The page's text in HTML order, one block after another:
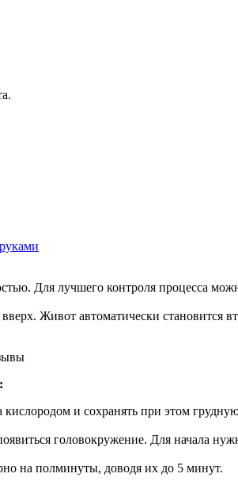
Для лучшего контроля процесса
Живот автоматически становится
и сохранять при этом
головокружение. Для начала
на полминуты, доводя их до 5 минут.